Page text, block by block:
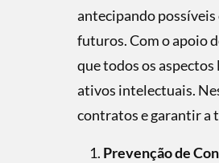
antecipando possíveis
futuros. Com o apoio
que todos os
ativos intelectuais.
contratos e garantir a
Prevenção de